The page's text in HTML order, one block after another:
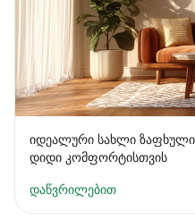
იდეალური სახლი
დიდი კომფორტისთვის
დაწვრილებით